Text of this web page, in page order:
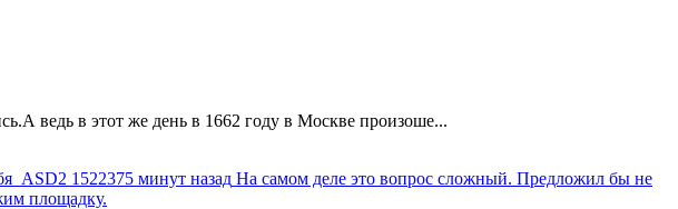
ведь в этот же день в 1662 году в Москве произоше...
ASD2 1522375 минут назад На самом деле это вопрос сложный. Предложил бы не
площадку.